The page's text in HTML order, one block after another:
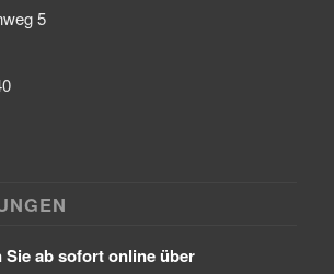
5
Sie ab sofort online über